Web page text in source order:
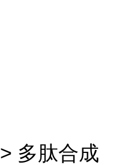
> 多肽合成